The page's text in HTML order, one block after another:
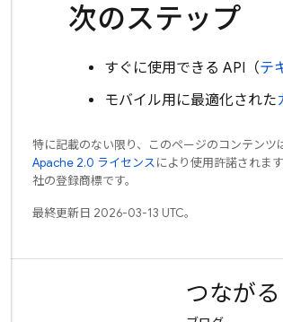
次のステップ
すぐに使用できる API（テ
モバイル用に最適化された
特に記載のない限り、このページのコンテンツ
Apache 2.0 ライセンスにより使用許諾されます
社の登録商標です。
最終更新日 2026-03-13 UTC。
つながる